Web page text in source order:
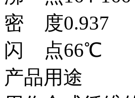
密 度0.937
闪 点66℃
产品用途